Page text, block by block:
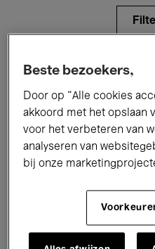
Alle evenementen
Tentoonstellingen
Performances
Jazz Klassieke
Beste bezoekers,
Door op “Alle cookies
akkoord met het opslaan
voor het verbeteren van
analyseren van
bij onze